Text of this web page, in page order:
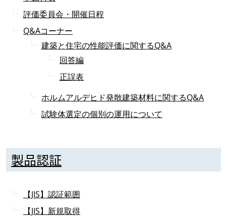
評価委員会・開催日程
Q&Aコーナー
建築と住宅の性能評価に関するQ&A
回答編
正誤表
ホルムアルデヒド発散建築材料に関するQ&A
試験体選定の個別の運用について
製品認証
【JIS】認証範囲
【JIS】新規取得